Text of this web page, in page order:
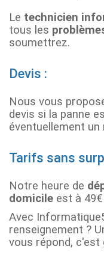
Le technicien
tous les
soumettrez.
Devis :
Nous vous
devis si la panne
éventuellement
Tarifs sans
Notre heure de
domicile est à
Avec
renseignement ?
vous répond,